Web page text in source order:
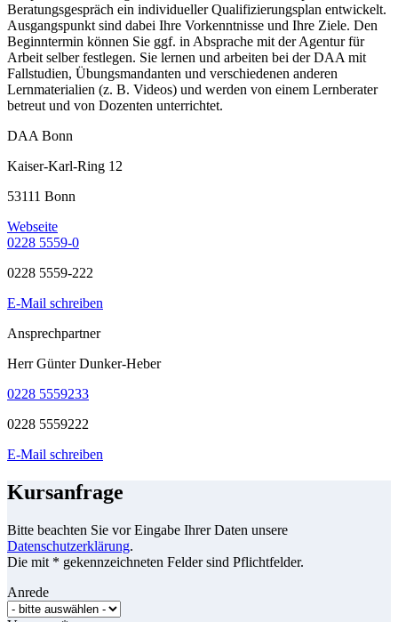
Beratungsgespräch ein individueller Qualifizierungsplan entwickelt.
Ausgangspunkt sind dabei Ihre Vorkenntnisse und Ihre Ziele. Den
Beginntermin können Sie ggf. in Absprache mit der Agentur für
Arbeit selber festlegen. Sie lernen und arbeiten bei der DAA mit
Fallstudien, Übungsmandanten und verschiedenen anderen
Lernmaterialien (z. B. Videos) und werden von einem Lernberater
betreut und von Dozenten unterrichtet.
DAA Bonn
Kaiser-Karl-Ring 12
53111 Bonn
Webseite
0228 5559-0
0228 5559-222
E-Mail schreiben
Ansprechpartner
Herr Günter Dunker-Heber
0228 5559233
0228 5559222
E-Mail schreiben
Kursanfrage
Bitte beachten Sie vor Eingabe Ihrer Daten unsere
Datenschutzerklärung.
Die mit * gekennzeichneten Felder sind Pflichtfelder.
Anrede